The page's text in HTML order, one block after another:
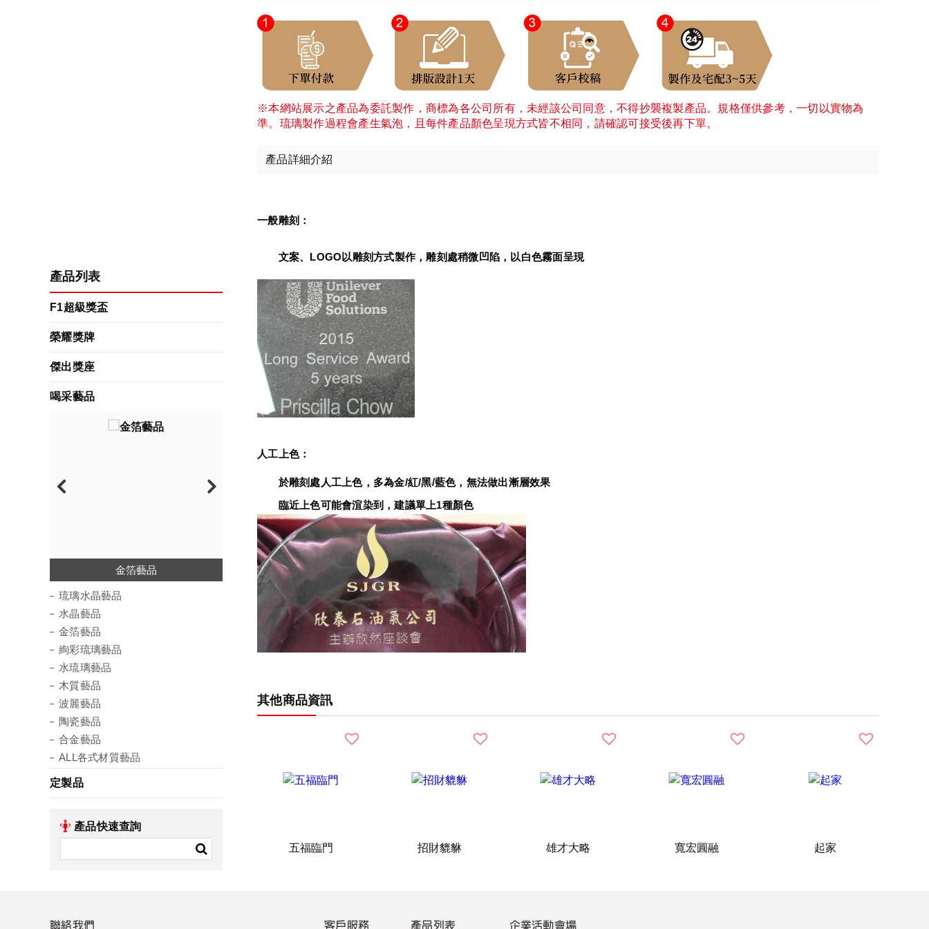
產品列表
F1超級獎盃
榮耀獎牌
傑出獎座
喝采藝品
琉璃水晶藝品
水晶藝品
金箔藝品
絢彩琉璃藝品
水琉璃藝品
木質藝品
波麗藝品
琉璃水晶藝品
水晶藝品
金箔藝品
絢彩琉璃藝品
水琉璃藝品
木質藝品
波麗藝品
陶瓷藝品
合金藝品
ALL各式材質藝品
定製品
產品快速查詢
※本網站展示之產品為委託製作，商標為各公司所有，未經該公司同意，不得抄襲複製產品。規格僅供參考，一切以實物為
準。琉璃製作過程會產生氣泡，且每件產品顏色呈現方式皆不相同，請確認可接受後再下單。
產品詳細介紹
一般雕刻：
文案、LOGO以雕刻方式製作，雕刻處稍微凹陷，以白色霧面呈現
人工上色：
於雕刻處人工上色，多為金/紅/黑/藍色，無法做出漸層效果
臨近上色可能會渲染到，建議單上1種顏色
其他商品資訊
五福臨門 招財貔貅 雄才大略 寬宏圓融 起家